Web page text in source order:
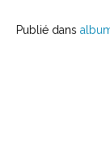
Publié dans